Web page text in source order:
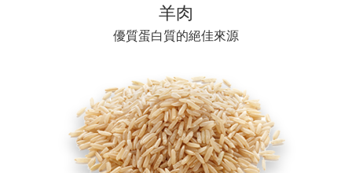
羊肉
優質蛋白質的絕佳來源